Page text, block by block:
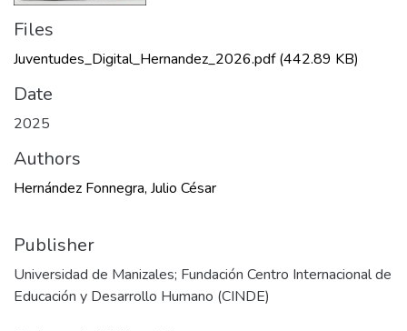
Files
Juventudes_Digital_Hernandez_2026.pdf(442.89 KB)
Date
2025
Authors
Hernández Fonnegra, Julio César
Publisher
Universidad de Manizales; Fundación Centro Internacional de
Educación y Desarrollo Humano (CINDE)